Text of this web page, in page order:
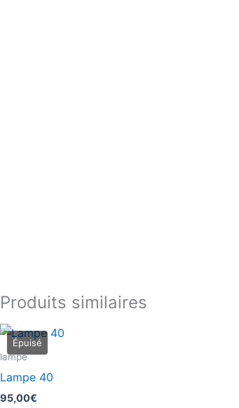
Produits similaires
lampe
Lampe 40
95,00€